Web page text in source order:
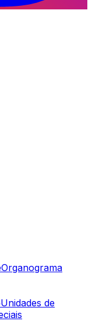
Organograma
Unidades de